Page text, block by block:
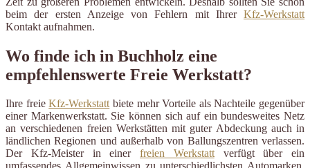
beim der ersten Anzeige von Fehlern mit Ihrer Kfz-Werkstatt
Kontakt aufnahmen.
Wo finde ich in Buchholz eine
empfehlenswerte Freie Werkstatt?
Ihre freieKfz-Werkstattbiete mehr Vorteile als Nachteile gegenüber
einer Markenwerkstatt. Sie können sich auf ein bundesweites Netz
an verschiedenen freien Werkstätten mit guter Abdeckung auch in
ländlichen Regionen und außerhalb von Ballungszentren verlassen.
Der Kfz-Meister in einer freien Werkstattverfügt über ein